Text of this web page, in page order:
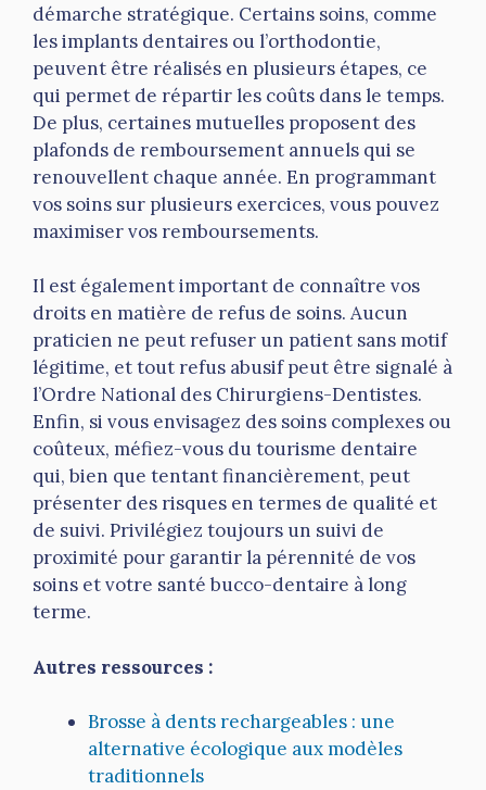
démarche stratégique. Certains soins, comme
les implants dentaires ou l’orthodontie,
peuvent être réalisés en plusieurs étapes, ce
qui permet de répartir les coûts dans le temps.
De plus, certaines mutuelles proposent des
plafonds de remboursement annuels qui se
renouvellent chaque année. En programmant
vos soins sur plusieurs exercices, vous pouvez
maximiser vos remboursements.
Il est également important de connaître vos
droits en matière de refus de soins. Aucun
praticien ne peut refuser un patient sans motif
légitime, et tout refus abusif peut être signalé à
l’Ordre National des Chirurgiens-Dentistes.
Enfin, si vous envisagez des soins complexes ou
coûteux, méfiez-vous du tourisme dentaire
qui, bien que tentant financièrement, peut
présenter des risques en termes de qualité et
de suivi. Privilégiez toujours un suivi de
proximité pour garantir la pérennité de vos
soins et votre santé bucco-dentaire à long
terme.
Autres ressources :
Brosse à dents rechargeables : une
alternative écologique aux modèles
traditionnels